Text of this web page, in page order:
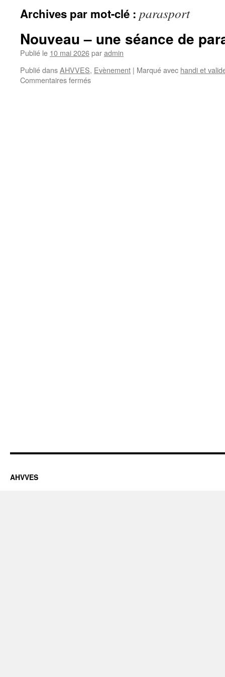
Archives par mot-clé : parasport
Nouveau – une séance de
Publié le 10 mai 2026paradmin
Publié dansAHVVES, Evènement | Marqué avec handi et
Commentaires ferméssur
AHVVES